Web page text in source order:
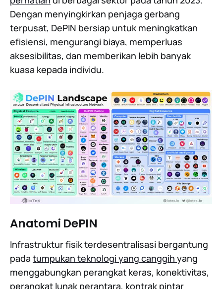
Dengan menyingkirkan penjaga gerbang
terpusat, DePIN bersiap untuk meningkatkan
efisiensi, mengurangi biaya, memperluas
aksesibilitas, dan memberikan lebih banyak
kuasa kepada individu.
Anatomi DePIN
Infrastruktur fisik terdesentralisasi bergantung
pada tumpukan teknologi yang canggih yang
menggabungkan perangkat keras, konektivitas,
perangkat lunak perantara, kontrak pintar